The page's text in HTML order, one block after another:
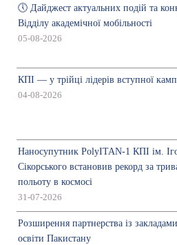
🕔 Дайджест актуальних подій та
Відділу академічної мобільності
05-08-2026
КПІ — у трійці лідерів вступної
04-08-2026
Наносупутник PolyITAN-1 КПІ ім.
Сікорського встановив рекорд за
польоту в космосі
31-07-2026
Розширення партнерства із
освіти Пакистану